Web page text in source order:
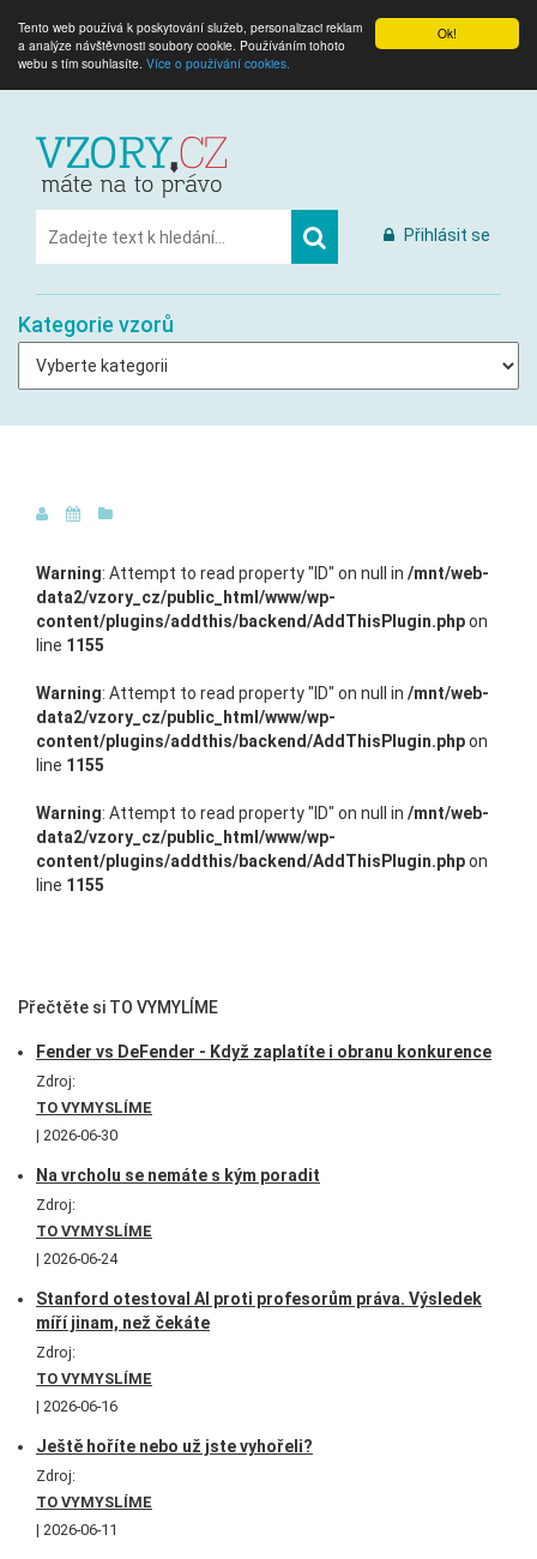
Ok!
Tento web používá k poskytování služeb, personalizaci reklam
a analýze návštěvnosti soubory cookie. Používáním tohoto
webu s tím souhlasíte. Více o používání cookies.
Přihlásit se
Kategorie vzorů
Warning: Attempt to read property "ID" on null in /mnt/web-
data2/vzory_cz/public_html/www/wp-
content/plugins/addthis/backend/AddThisPlugin.phpon
line 1155
Warning: Attempt to read property "ID" on null in /mnt/web-
data2/vzory_cz/public_html/www/wp-
content/plugins/addthis/backend/AddThisPlugin.phpon
line 1155
Warning: Attempt to read property "ID" on null in /mnt/web-
data2/vzory_cz/public_html/www/wp-
content/plugins/addthis/backend/AddThisPlugin.phpon
line 1155
Přečtěte si TO VYMYLÍME
Fender vs DeFender - Když zaplatíte i obranu konkurence
Zdroj:
TO VYMYSLÍME
2026-06-30
Na vrcholu se nemáte s kým poradit
Zdroj:
TO VYMYSLÍME
2026-06-24
Stanford otestoval AI proti profesorům práva. Výsledek
míří jinam, než čekáte
Zdroj:
TO VYMYSLÍME
2026-06-16
Ještě hoříte nebo už jste vyhořeli?
Zdroj:
TO VYMYSLÍME
2026-06-11